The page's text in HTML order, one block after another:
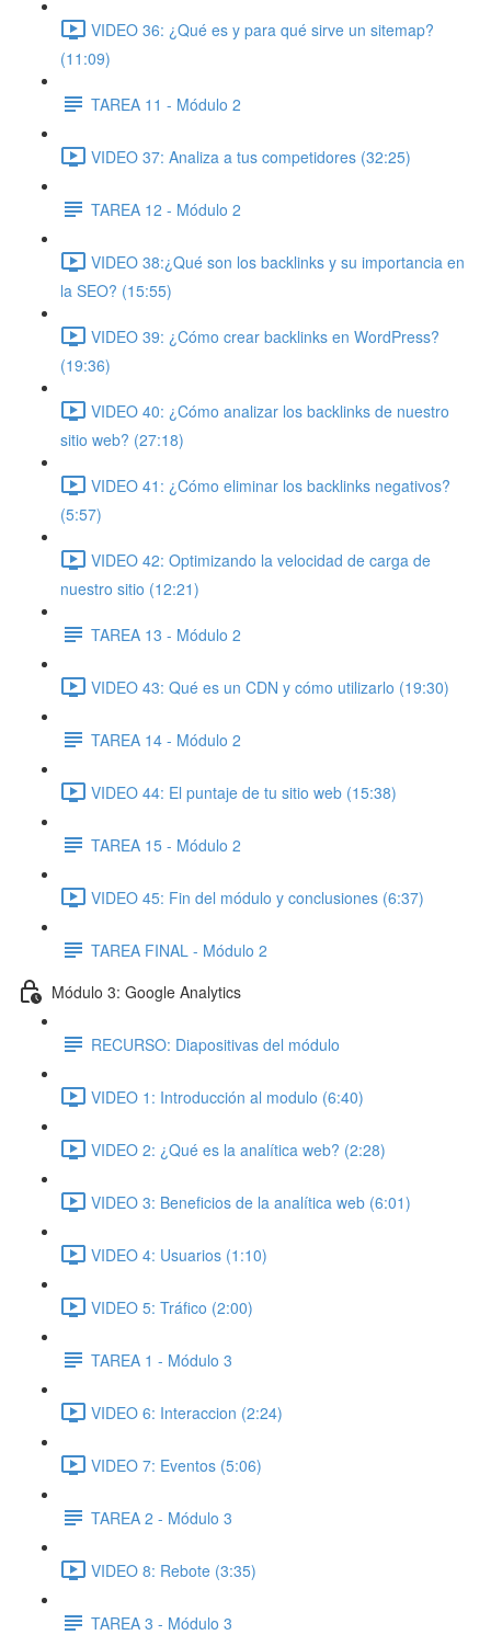
VIDEO 36: ¿Qué es y para qué sirve un sitemap?
(11:09)
TAREA 11 - Módulo 2
VIDEO 37: Analiza a tus competidores (32:25)
TAREA 12 - Módulo 2
VIDEO 38:¿Qué son los backlinks y su importancia en
la SEO? (15:55)
VIDEO 39: ¿Cómo crear backlinks en WordPress?
(19:36)
VIDEO 40: ¿Cómo analizar los backlinks de nuestro
sitio web? (27:18)
VIDEO 41: ¿Cómo eliminar los backlinks negativos?
(5:57)
VIDEO 42: Optimizando la velocidad de carga de
nuestro sitio (12:21)
TAREA 13 - Módulo 2
VIDEO 43: Qué es un CDN y cómo utilizarlo (19:30)
TAREA 14 - Módulo 2
VIDEO 44: El puntaje de tu sitio web (15:38)
TAREA 15 - Módulo 2
VIDEO 45: Fin del módulo y conclusiones (6:37)
TAREA FINAL - Módulo 2
Módulo 3: Google Analytics
RECURSO: Diapositivas del módulo
VIDEO 1: Introducción al modulo (6:40)
VIDEO 2: ¿Qué es la analítica web? (2:28)
VIDEO 3: Beneficios de la analítica web (6:01)
VIDEO 4: Usuarios (1:10)
VIDEO 5: Tráfico (2:00)
TAREA 1 - Módulo 3
VIDEO 6: Interaccion (2:24)
VIDEO 7: Eventos (5:06)
TAREA 2 - Módulo 3
VIDEO 8: Rebote (3:35)
TAREA 3 - Módulo 3